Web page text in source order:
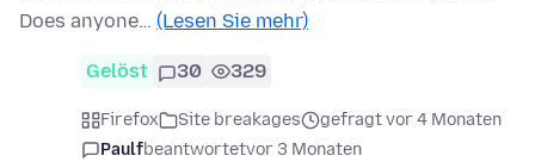
Does anyone… (Lesen Sie mehr)
Gelöst 30 329
Firefox Site breakages
gefragt vor 4 Monaten
Paulfbeantwortetvor 3 Monaten